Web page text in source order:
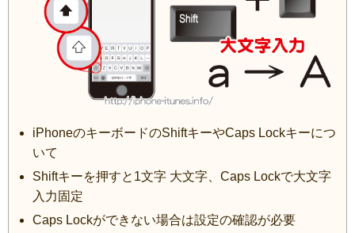
iPhoneのキーボードのShiftキーやCaps Lockキーにつ
いて
Shiftキーを押すと1文字 大文字、Caps Lockで大文字
入力固定
Caps Lockができない場合は設定の確認が必要